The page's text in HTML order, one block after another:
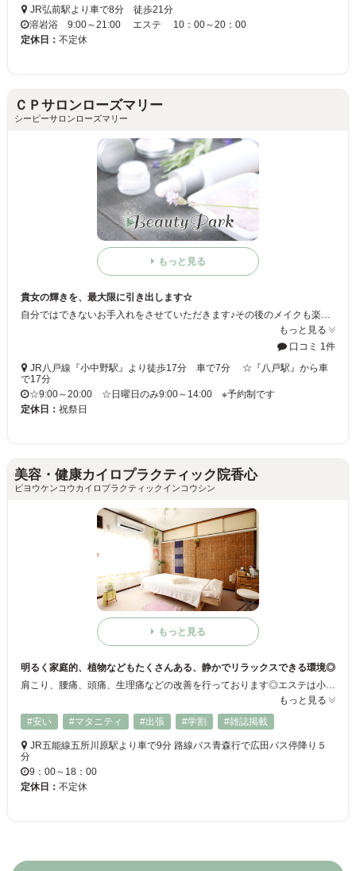
JR弘前駅より車で8分 徒歩21分
溶岩浴 9:00～21:00 エステ 10：00～20：00
定休日： 不定休
ＣＰサロンローズマリー
シーピーサロンローズマリー
もっと見る
貴女の輝きを、最大限に引き出します☆
自分ではできないお手入れをさせていただきます♪その後のメイクも楽しんでいただけます♪ 八戸の街が明るく元気に溢れるように☆ そんな想いを込めたフェイスサロン♪ 輝く自分に出会いませんか？
もっと見る
口コミ 1件
JR八戸線『小中野駅』より徒歩17分 車で7分 ☆『八戸駅』から車
で17分
☆9:00～20:00 ☆日曜日のみ9:00～14:00 ※予約制です
定休日： 祝祭日
美容・健康カイロプラクティック院香心
ビヨウケンコウカイロプラクティックインコウシン
もっと見る
明るく家庭的、植物などもたくさんある、静かでリラックスできる環境◎
もっと見る
#安い
#マタニティ #出張 #学割 #雑誌掲載
JR五能線五所川原駅より車で9分 路線バス青森行で広田バス停降り５
分
9：00～18：00
定休日： 不定休